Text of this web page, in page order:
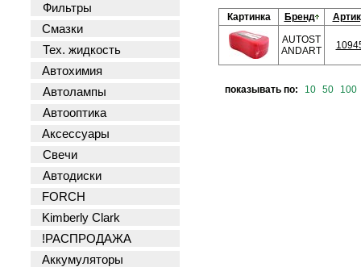
Фильтры
Смазки
Тех. жидкость
Автохимия
Автолампы
Автооптика
Аксессуары
Свечи
Автодиски
FORCH
Kimberly Clark
!РАСПРОДАЖА
Аккумуляторы
Картинка Бренд
AUTOST
ANDART
показывать по: 10 50 100